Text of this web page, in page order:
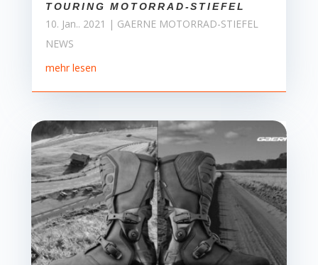
TOURING MOTORRAD-STIEFEL
10. Jan.. 2021 | GAERNE MOTORRAD-STIEFEL
NEWS
mehr lesen